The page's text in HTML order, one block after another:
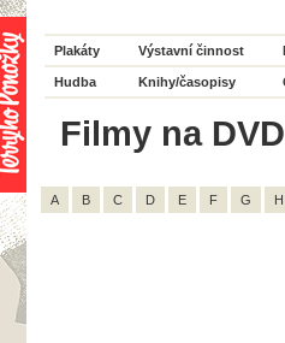
Plakáty Výstavní činnost
Hudba Knihy/časopisy
Filmy na
A B C D E F G H